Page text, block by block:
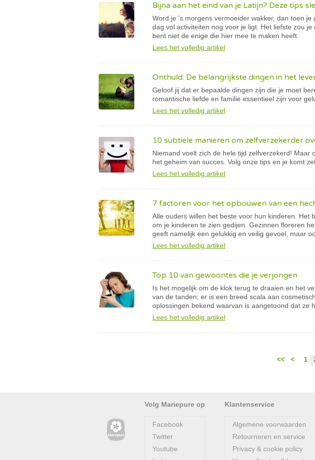
Bijna aan het eind van je Latijn? Deze tips
Word je ’s morgens vermoeider wakker, dan toen
dag vol activiteiten nog voor je ligt. Het liefste zou
bent niet de enige die hier mee te maken heeft.
Lees het volledig artikel
Onthuld: De belangrijkste dingen in het
Geloof jij dat er bepaalde dingen zijn die je moet
romantische liefde en familie essentieel zijn voor
Lees het volledig artikel
10 subtiele manieren om zelfverzekerder
Niemand voelt zich de hele tijd zelfverzekerd!
het geheim van succes. Volg onze tips en je komt
Lees het volledig artikel
7 factoren voor het opbouwen van een
Alle ouders willen het beste voor hun kinderen. Het
om je kinderen te zien gedijen. Gezinnen floreren
geeft namelijk een gelukkig en veilig gevoel, maar
Lees het volledig artikel
Top 10 van gewoontes die je verjongen
Is het mogelijk om de klok terug te draaien en het
van de tanden; er is een breed scala aan
oplossingen bekend waarvan is aangetoond dat ze
Lees het volledig artikel
<< < 1
Volg Mariepure op
Facebook
Twitter
Youtube
Klantenservice
Algemene voorwaarden
Retourneren en service
Privacy & cookie policy